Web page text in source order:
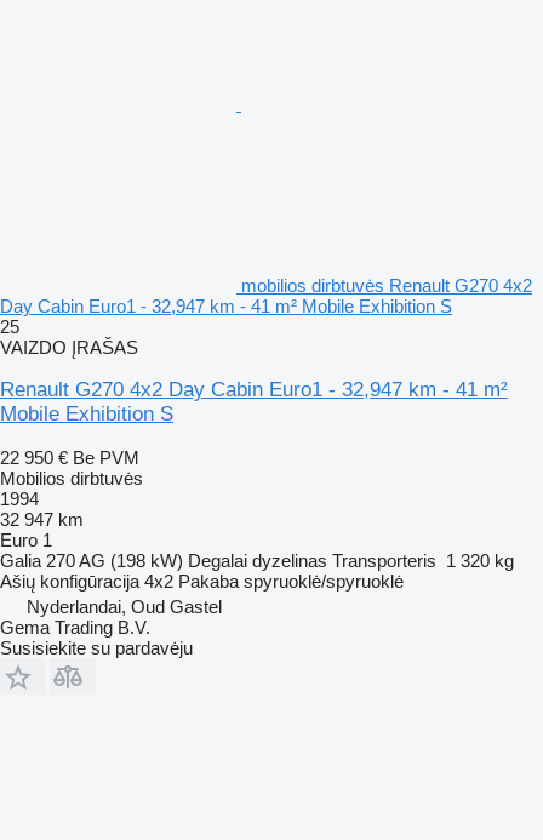
mobilios dirbtuvės Renault G270 4x2
Day Cabin Euro1 - 32,947 km - 41 m² Mobile Exhibition S
25
VAIZDO ĮRAŠAS
Renault G270 4x2 Day Cabin Euro1 - 32,947 km - 41 m²
Mobile Exhibition S
22 950 € Be PVM
Mobilios dirbtuvės
1994
32 947 km
Euro 1
Galia 270 AG (198 kW) Degalai dyzelinas Transporteris 1 320 kg
Ašių konfigūracija 4x2 Pakaba spyruoklė/spyruoklė
Nyderlandai, Oud Gastel
Gema Trading B.V.
Susisiekite su pardavėju